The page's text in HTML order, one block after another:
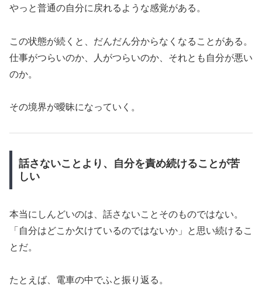
やっと普通の自分に戻れるような感覚がある。
この状態が続くと、だんだん分からなくなることがある。
仕事がつらいのか、人がつらいのか、それとも自分が悪い
のか。
その境界が曖昧になっていく。
話さないことより、自分を責め続けることが苦
しい
本当にしんどいのは、話さないことそのものではない。
「自分はどこか欠けているのではないか」と思い続けるこ
とだ。
たとえば、電車の中でふと振り返る。